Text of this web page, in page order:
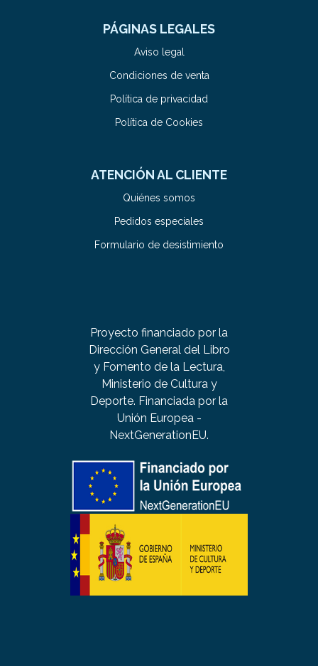
PÁGINAS LEGALES
Aviso legal
Condiciones de venta
Política de privacidad
Política de Cookies
ATENCIÓN AL CLIENTE
Quiénes somos
Pedidos especiales
Formulario de desistimiento
Proyecto financiado por la
Dirección General del Libro
y Fomento de la Lectura,
Ministerio de Cultura y
Deporte. Financiada por la
Unión Europea -
NextGenerationEU.